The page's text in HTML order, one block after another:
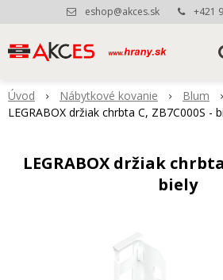
eshop@akces.sk +421
Úvod Nábytkové kovanie Blum
LEGRABOX držiak chrbta C, ZB7C000S -
LEGRABOX držiak chrbta
biely